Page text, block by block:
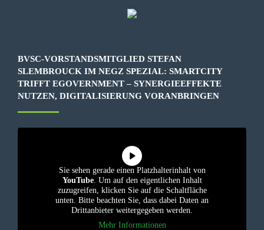
BVSC-VORSTANDSMITGLIED STEFAN
SLEMBROUCK IM NEGZ SPEZIAL: SMARTCITY
TRIFFT EGOVERNMENT – SYNERGIEEFFEKTE
NUTZEN, DIGITALISIERUNG VORANBRINGEN
Sie sehen gerade einen Platzhalterinhalt von
YouTube. Um auf den eigentlichen Inhalt
zuzugreifen, klicken Sie auf die Schaltfläche
unten. Bitte beachten Sie, dass dabei Daten an
Drittanbieter weitergegeben werden.
Mehr Informationen